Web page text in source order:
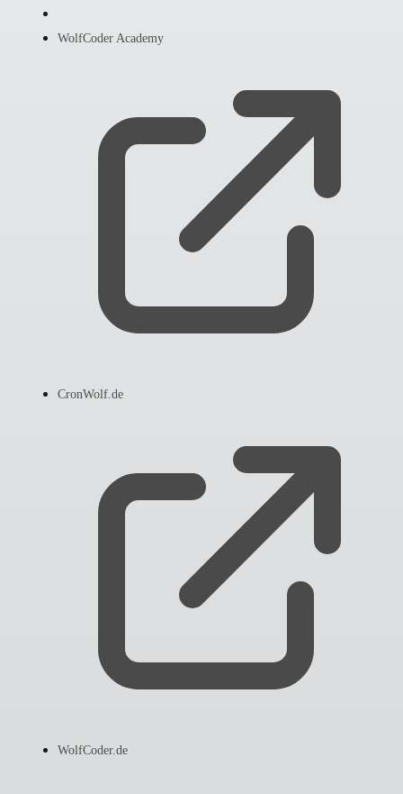
WolfCoder Academy
CronWolf.de
WolfCoder.de